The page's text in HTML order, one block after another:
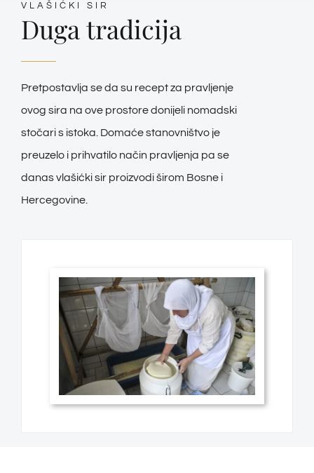
VLAŠIĆKI SIR
Duga tradicija
Pretpostavlja se da su recept za pravljenje
ovog sira na ove prostore donijeli nomadski
stočari s istoka. Domaće stanovništvo je
preuzelo i prihvatilo način pravljenja pa se
danas vlašićki sir proizvodi širom Bosne i
Hercegovine.